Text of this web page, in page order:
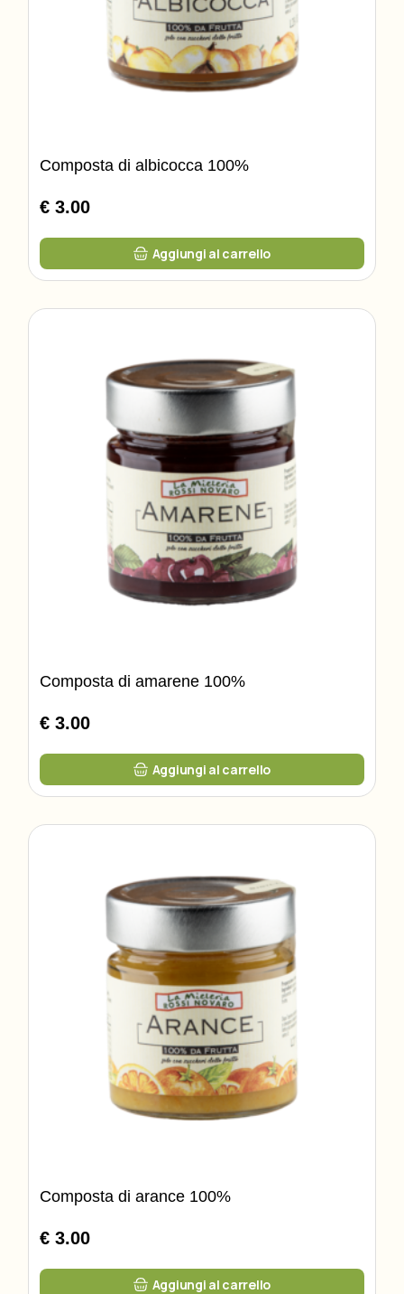
Composta di albicocca 100%
€ 3.00
Aggiungi al carrello
Composta di amarene 100%
€ 3.00
Aggiungi al carrello
Composta di arance 100%
€ 3.00
Aggiungi al carrello